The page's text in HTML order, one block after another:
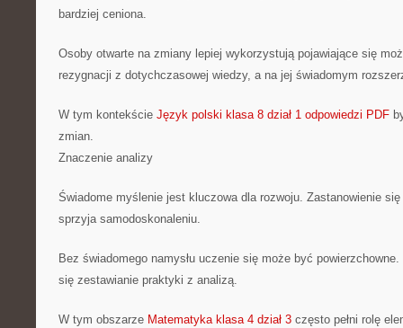
bardziej ceniona.
Osoby otwarte na zmiany lepiej wykorzystują pojawiające się
rezygnacji z dotychczasowej wiedzy, a na jej świadomym
W tym kontekście Język polski klasa 8 dział 1 odpowiedzi PDF
zmian.
Znaczenie analizy
Świadome myślenie jest kluczowa dla rozwoju. Zastanowienie
sprzyja samodoskonaleniu.
Bez świadomego namysłu uczenie się może być
się zestawianie praktyki z analizą.
W tym obszarze Matematyka klasa 4 dział 3 często pełni rolę